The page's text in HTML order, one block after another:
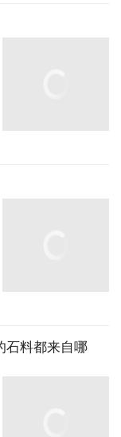
石料都来自哪